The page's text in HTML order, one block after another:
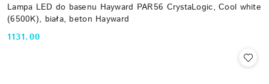
Lampa LED do basenu Hayward PAR56 CrystaLogic, Cool white
(6500K), biała, beton Hayward
Cena:
1131.00